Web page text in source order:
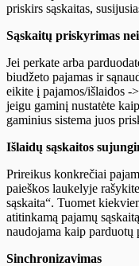
priskirs sąskaitas,
Sąskaitų priskyrimas
Jei perkate arba
biudžeto pajamas ir
eikite į pajamos/išlaidos -
jeigu gaminį nustatėte
gaminius sistema juos
Išlaidų sąskaitos
Prireikus konkrečiai
paieškos laukelyje
sąskaita“. Tuomet
atitinkamą pajamų
naudojama kaip parduotų
Sinchronizavimas